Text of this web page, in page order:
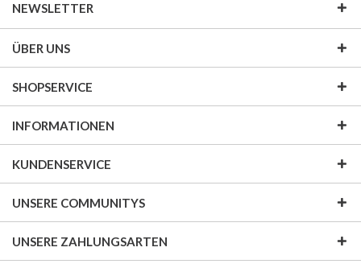
NEWSLETTER
ÜBER UNS
SHOPSERVICE
INFORMATIONEN
KUNDENSERVICE
UNSERE COMMUNITYS
UNSERE ZAHLUNGSARTEN